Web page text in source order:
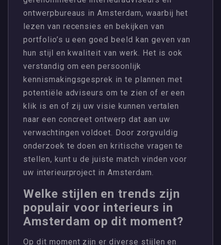
ontwerpbureaus in Amsterdam, waarbij het
lezen van recensies en bekijken van
portfolio’s u een goed beeld kan geven van
hun stijl en kwaliteit van werk. Het is ook
verstandig om een persoonlijk
kennismakingsgesprek in te plannen met
potentiële adviseurs om te zien of er een
klik is en of zij uw visie kunnen vertalen
naar een concreet ontwerp dat aan uw
verwachtingen voldoet. Door zorgvuldig
onderzoek te doen en kritische vragen te
stellen, kunt u de juiste match vinden voor
uw interieurproject in Amsterdam.
Welke stijlen en trends zijn
populair voor interieurs in
Amsterdam op dit moment?
Op dit moment zijn er diverse stijlen en